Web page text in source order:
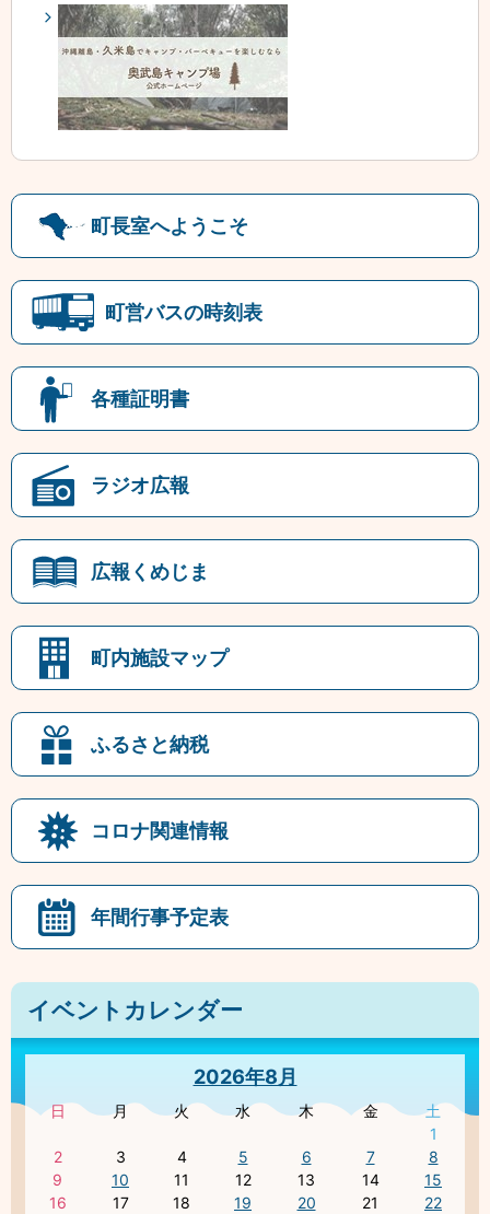
町長室へようこそ
町営バスの時刻表
各種証明書
ラジオ広報
広報くめじま
町内施設マップ
ふるさと納税
コロナ関連情報
年間行事予定表
イベントカレンダー
2026年8月
日 月 火 水 木 金
土
1
2
3 4 5 6 7
8
9
10 11 12 13 14
15
16
17 18 19 20 21
22